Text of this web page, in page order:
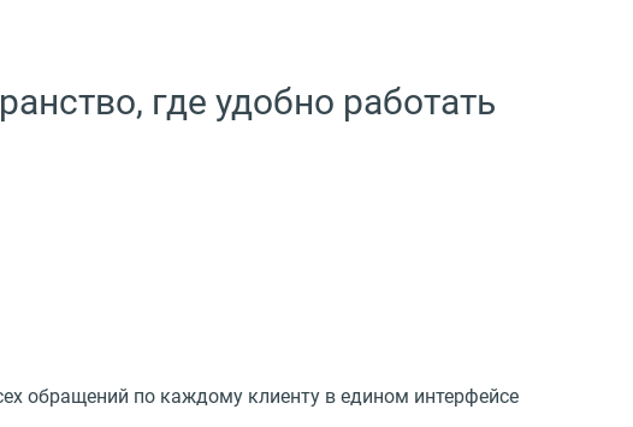
где удобно работать
обращений по каждому клиенту в едином интерфейсе